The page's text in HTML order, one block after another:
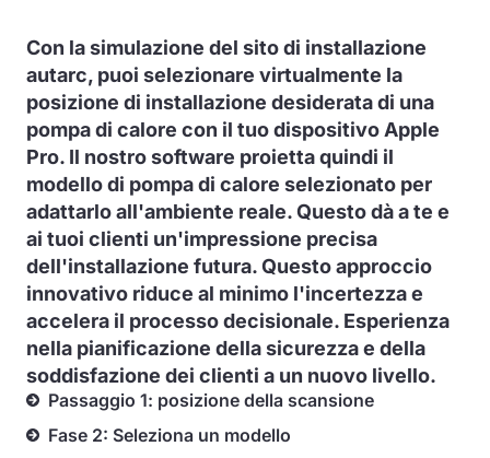
Con la simulazione del sito di installazione
autarc, puoi selezionare virtualmente la
posizione di installazione desiderata di una
pompa di calore con il tuo dispositivo Apple
Pro. Il nostro software proietta quindi il
modello di pompa di calore selezionato per
adattarlo all'ambiente reale. Questo dà a te e
ai tuoi clienti un'impressione precisa
dell'installazione futura. Questo approccio
innovativo riduce al minimo l'incertezza e
accelera il processo decisionale. Esperienza
nella pianificazione della sicurezza e della
soddisfazione dei clienti a un nuovo livello.
Passaggio 1: posizione della scansione
Fase 2: Seleziona un modello